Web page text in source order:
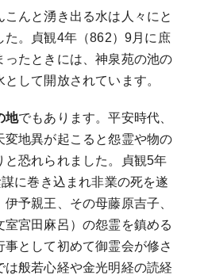
んと湧き出る水は人々にと
た。貞観4年（862）9月に庶
ったときには、神泉苑の池の
して開放されています。
地でもあります。平安時代、
変地異が起こると怨霊や物の
と恐れられました。貞観5年
に巻き込まれ非業の死を遂
予親王、その母藤原吉子、
宮田麻呂）の怨霊を鎮める
として初めて御霊会が修さ
は般若心経や金光明経の読経